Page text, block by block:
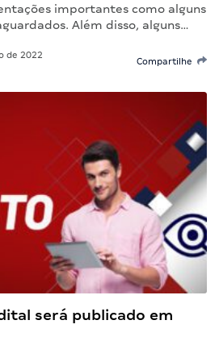
importantes como alguns
Além disso, alguns…
de 2022
Compartilhe
será publicado em